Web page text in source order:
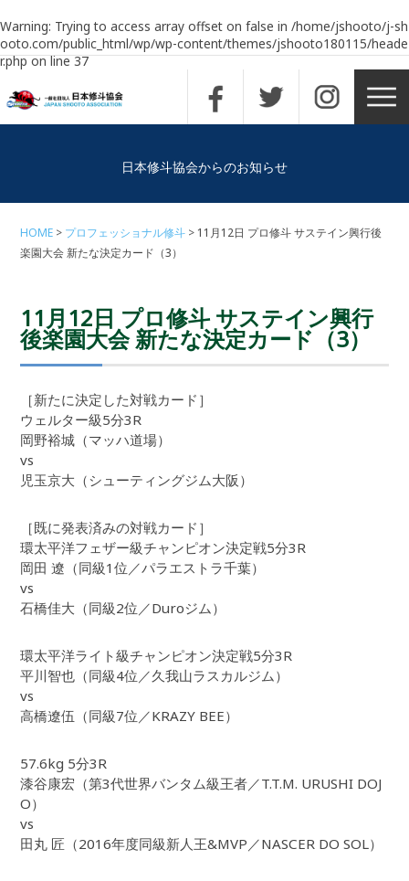
Warning: Trying to access array offset on false in /home/jshooto/j-sh
ooto.com/public_html/wp/wp-content/themes/jshooto180115/heade
r.phpon line37
日本修斗協会からのお知らせ
HOME プロフェッショナル修斗
11月12日 プロ修斗 サステイン興行後
楽園大会 新たな決定カード（3）
11月12日 プロ修斗 サステイン興行
後楽園大会 新たな決定カード（3）
［新たに決定した対戦カード］
ウェルター級5分3R
岡野裕城（マッハ道場）
vs
児玉京大（シューティングジム大阪）
［既に発表済みの対戦カード］
環太平洋フェザー級チャンピオン決定戦5分3R
岡田 遼（同級1位／パラエストラ千葉）
vs
石橋佳大（同級2位／Duroジム）
環太平洋ライト級チャンピオン決定戦5分3R
平川智也（同級4位／久我山ラスカルジム）
vs
高橋遼伍（同級7位／KRAZY BEE）
57.6kg 5分3R
漆谷康宏（第3代世界バンタム級王者／T.T.M. URUSHI DOJ
O）
vs
田丸 匠（2016年度同級新人王&MVP／NASCER DO SOL）